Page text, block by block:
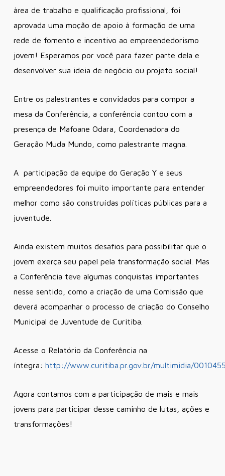
àrea de trabalho e qualificação profissional, foi
aprovada uma moção de apoio à formação de uma
rede de fomento e incentivo ao empreendedorismo
jovem! Esperamos por você para fazer parte dela e
desenvolver sua ideia de negócio ou projeto social!
Entre os palestrantes e convidados para compor a
mesa da Conferência, a conferência contou com a
presença de Mafoane Odara, Coordenadora do
Geração Muda Mundo, como palestrante magna.
A participação da equipe do Geração Y e seus
empreendedores foi muito importante para entender
melhor como são construídas políticas públicas para a
juventude.
Ainda existem muitos desafios para possibilitar que o
jovem exerça seu papel pela transformação social. Mas
a Conferência teve algumas conquistas importantes
nesse sentido, como a criação de uma Comissão que
deverá acompanhar o processo de criação do Conselho
Municipal de Juventude de Curitiba.
Acesse o Relatório da Conferência na
íntegra: http://www.curitiba.pr.gov.br/multimidia/
Agora contamos com a participação de mais e mais
jovens para participar desse caminho de lutas, ações e
transformações!